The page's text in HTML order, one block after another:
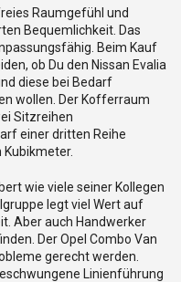
Raumgefühl und
Bequemlichkeit. Das
Beim Kauf
ob Du den Nissan Evalia
diese bei Bedarf
wollen. Der Kofferraum
Sitzreihen
einer dritten Reihe
wie viele seiner Kollegen
legt viel Wert auf
Aber auch Handwerker
Der Opel Combo Van
gerecht werden.
Linienführung